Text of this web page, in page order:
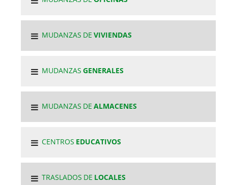
MUDANZAS DEVIVIENDAS
MUDANZASGENERALES
MUDANZAS DEALMACENES
CENTROS EDUCATIVOS
TRASLADOS DE LOCALES